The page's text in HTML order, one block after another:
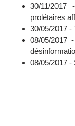
30/11/2017
prolétaires
30/05/2017 -
08/05/2017 -
08/05/2017 -